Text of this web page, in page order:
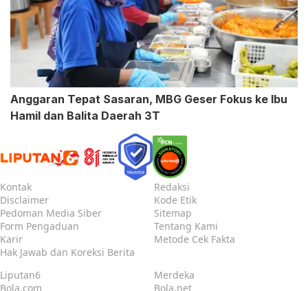
Anggaran Tepat Sasaran, MBG Geser Fokus ke Ibu
Hamil dan Balita Daerah 3T
Kontak
Redaksi
Disclaimer
Kode Etik
Pedoman Media Siber
Sitemap
Form Pengaduan
Tentang Kami
Karir
Metode Cek Fakta
Hak Jawab dan Koreksi Berita
Liputan6
Merdeka
Bola.com
Bola.net